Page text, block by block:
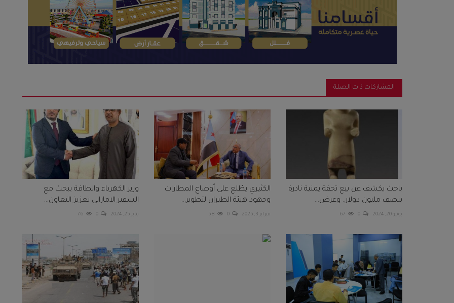
المشاركات ذات الصلة
باحث يكشف عن بيع تحفة يمنية نادرة
بنصف مليون دولار.. وعرض...
يونيو 20, 2024 0
67
الكثيري يطّلع على أوضاع المطارات
وجهود هيئة الطيران لتطوير...
فبراير 3, 2025 0
58
وزير الكهرباء والطاقة يبحث مع
السفير الاماراتي تعزيز التعاون...
يناير 25, 2024 0
76